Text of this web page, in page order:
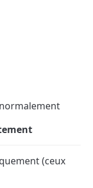
(ceux